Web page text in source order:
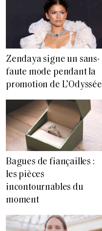
Zendaya signe un sans-
faute mode pendant la
promotion de L’Odyssée
Bagues de fiançailles :
les pièces
incontournables du
moment